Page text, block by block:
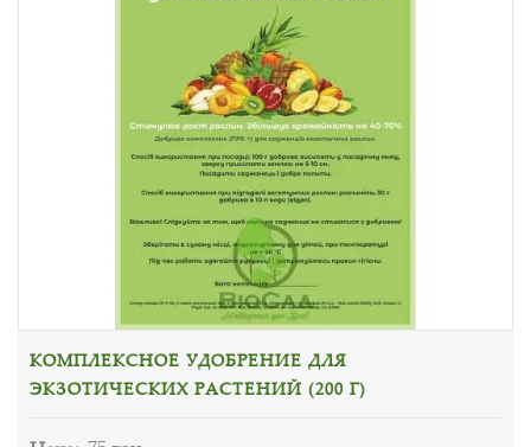
КОМПЛЕКСНОЕ УДОБРЕНИЕ ДЛЯ
ЭКЗОТИЧЕСКИХ РАСТЕНИЙ (200 Г)